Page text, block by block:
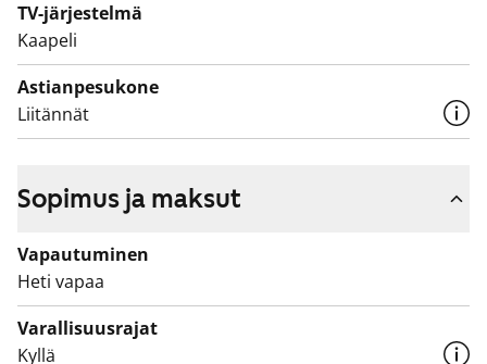
TV-järjestelmä
Kaapeli
Astianpesukone
Liitännät
Sopimus ja maksut
Vapautuminen
Heti vapaa
Varallisuusrajat
Kyllä